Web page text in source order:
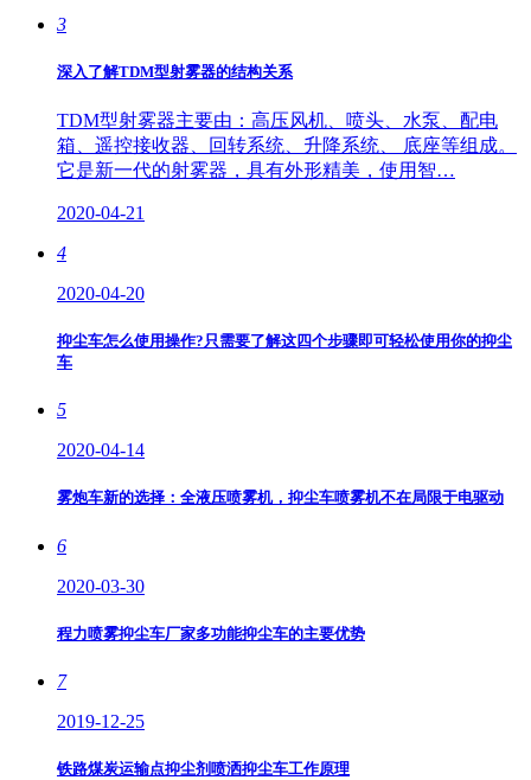
3
深入了解TDM型射雾器的结构关系
TDM型射雾器主要由：高压风机、喷头、水泵、配电
箱、遥控接收器、回转系统、升降系统、 底座等组成。
它是新一代的射雾器，具有外形精美，使用智…
2020-04-21
4
2020-04-20
抑尘车怎么使用操作?只需要了解这四个步骤即可轻松使用你的抑尘
车
5
2020-04-14
雾炮车新的选择：全液压喷雾机，抑尘车喷雾机不在局限于电驱动
6
2020-03-30
程力喷雾抑尘车厂家多功能抑尘车的主要优势
7
2019-12-25
铁路煤炭运输点抑尘剂喷洒抑尘车工作原理